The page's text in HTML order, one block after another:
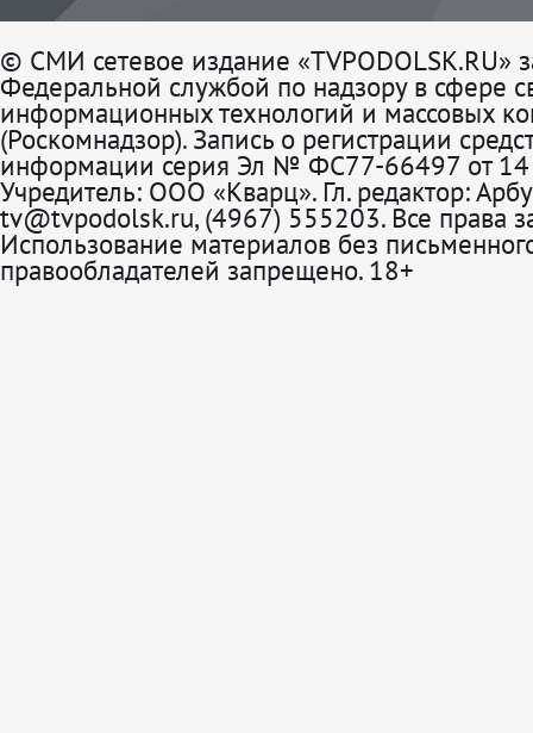
© СМИ сетевое издание «TVPODOLSK.RU»
Федеральной службой по надзору в сфере
информационных технологий и массовых
(Роскомнадзор). Запись о регистрации
информации серия Эл № ФС77-66497 от 14
Учредитель: ООО «Кварц». Гл. редактор:
tv@tvpodolsk.ru, (4967) 555203. Все права
Использование материалов без
правообладателей запрещено. 18+